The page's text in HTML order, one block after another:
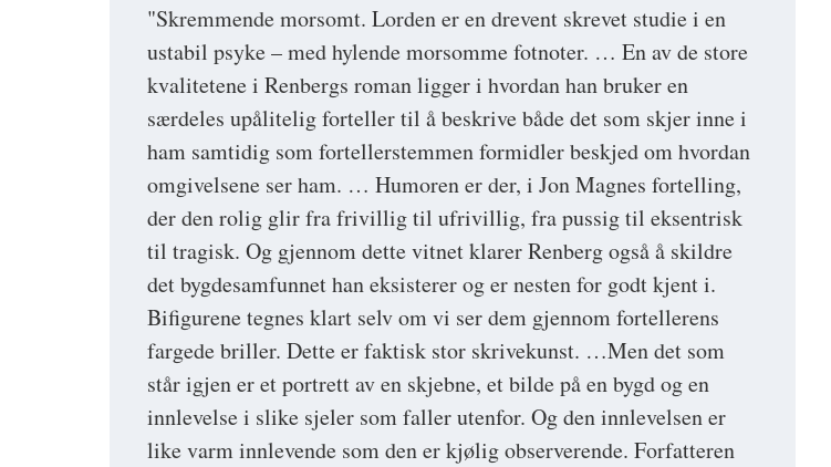
"Skremmende morsomt. Lorden er en drevent skrevet studie i en
ustabil psyke – med hylende morsomme fotnoter. … En av de store
kvalitetene i Renbergs roman ligger i hvordan han bruker en
særdeles upålitelig forteller til å beskrive både det som skjer inne i
ham samtidig som fortellerstemmen formidler beskjed om hvordan
omgivelsene ser ham. … Humoren er der, i Jon Magnes fortelling,
der den rolig glir fra frivillig til ufrivillig, fra pussig til eksentrisk
til tragisk. Og gjennom dette vitnet klarer Renberg også å skildre
det bygdesamfunnet han eksisterer og er nesten for godt kjent i.
Bifigurene tegnes klart selv om vi ser dem gjennom fortellerens
fargede briller. Dette er faktisk stor skrivekunst. …Men det som
står igjen er et portrett av en skjebne, et bilde på en bygd og en
innlevelse i slike sjeler som faller utenfor. Og den innlevelsen er
like varm innlevende som den er kjølig observerende. Forfatteren